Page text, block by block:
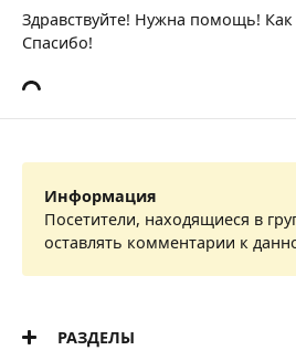
Здравствуйте! Нужна помощь! Как
Спасибо!
Информация
Посетители, находящиеся в
оставлять комментарии к
РАЗДЕЛЫ